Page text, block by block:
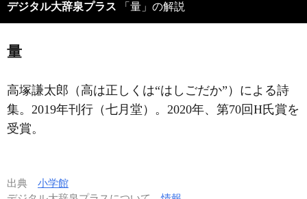
デジタル大辞泉プラス 「量」の解説
量
高塚謙太郎（高は正しくは“はしごだか”）による詩
集。2019年刊行（七月堂）。2020年、第70回H氏賞を
受賞。
出典 小学館